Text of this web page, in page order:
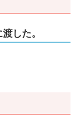
した。